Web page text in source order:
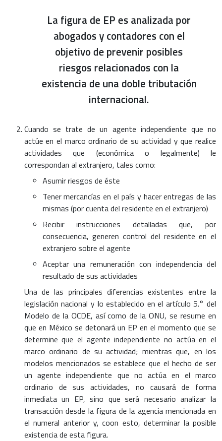
La figura de EP es analizada por
abogados y contadores con el
objetivo de prevenir posibles
riesgos relacionados con la
existencia de una doble tributación
internacional.
Cuando se trate de un agente independiente que no
actúe en el marco ordinario de su actividad y que realice
actividades que (económica o legalmente) le
correspondan al extranjero, tales como:
Asumir riesgos de éste
Tener mercancías en el país y hacer entregas de las
mismas (por cuenta del residente en el extranjero)
Recibir instrucciones detalladas que, por
consecuencia, generen control del residente en el
extranjero sobre el agente
Aceptar una remuneración con independencia del
resultado de sus actividades
Una de las principales diferencias existentes entre la
legislación nacional y lo establecido en el artículo 5.° del
Modelo de la OCDE, así como de la ONU, se resume en
que en México se detonará un EP en el momento que se
determine que el agente independiente no actúa en el
marco ordinario de su actividad; mientras que, en los
modelos mencionados se establece que el hecho de ser
un agente independiente que no actúa en el marco
ordinario de sus actividades, no causará de forma
inmediata un EP, sino que será necesario analizar la
transacción desde la figura de la agencia mencionada en
el numeral anterior y, coon esto, determinar la posible
existencia de esta figura.